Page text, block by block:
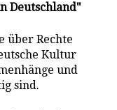
Deutschland"
über Rechte
Kultur
und
sind.